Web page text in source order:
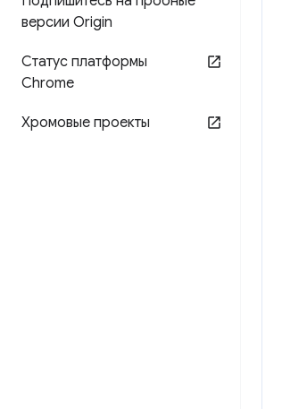
версии Origin
Статус платформы
Chrome
Хромовые проекты